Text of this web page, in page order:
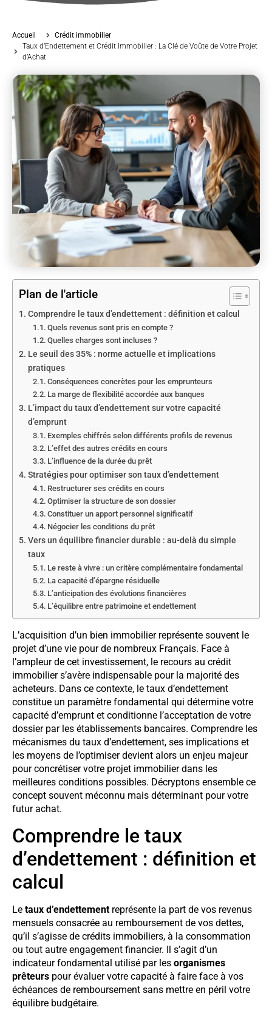
Accueil
Crédit immobilier
Taux d’Endettement et Crédit Immobilier : La Clé de Voûte de Votre Projet
d’Achat
Plan de l'article
Comprendre le taux d’endettement : définition et calcul
Quels revenus sont pris en compte ?
Quelles charges sont incluses ?
Le seuil des 35% : norme actuelle et implications
pratiques
Conséquences concrètes pour les emprunteurs
La marge de flexibilité accordée aux banques
L’impact du taux d’endettement sur votre capacité
d’emprunt
Exemples chiffrés selon différents profils de revenus
L’effet des autres crédits en cours
L’influence de la durée du prêt
Stratégies pour optimiser son taux d’endettement
Restructurer ses crédits en cours
Optimiser la structure de son dossier
Constituer un apport personnel significatif
Négocier les conditions du prêt
Vers un équilibre financier durable : au-delà du simple
taux
Le reste à vivre : un critère complémentaire fondamental
La capacité d’épargne résiduelle
L’anticipation des évolutions financières
L’équilibre entre patrimoine et endettement
L’acquisition d’un bien immobilier représente souvent le
projet d’une vie pour de nombreux Français. Face à
l’ampleur de cet investissement, le recours au crédit
immobilier s’avère indispensable pour la majorité des
acheteurs. Dans ce contexte, le taux d’endettement
constitue un paramètre fondamental qui détermine votre
capacité d’emprunt et conditionne l’acceptation de votre
dossier par les établissements bancaires. Comprendre les
mécanismes du taux d’endettement, ses implications et
les moyens de l’optimiser devient alors un enjeu majeur
pour concrétiser votre projet immobilier dans les
meilleures conditions possibles. Décryptons ensemble ce
concept souvent méconnu mais déterminant pour votre
futur achat.
Comprendre le taux
d’endettement : définition et
calcul
Le taux d’endettement représente la part de vos revenus
mensuels consacrée au remboursement de vos dettes,
qu’il s’agisse de crédits immobiliers, à la consommation
ou tout autre engagement financier. Il s’agit d’un
indicateur fondamental utilisé par les organismes
prêteurs pour évaluer votre capacité à faire face à vos
échéances de remboursement sans mettre en péril votre
équilibre budgétaire.